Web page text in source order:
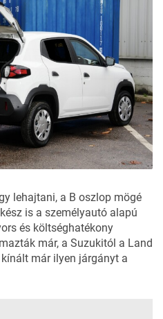
lehajtani, a B oszlop mögé
is a személyautó alapú
és költséghatékony
már, a Suzukitól a Land
már ilyen járgányt a